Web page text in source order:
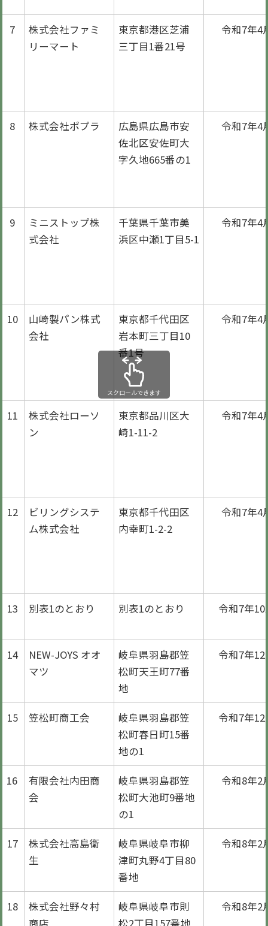
7
株式会社ファミ
リーマート
東京都港区芝浦
三丁目1番21号
令和7年4
8 株式会社ポプラ
広島県広島市安
佐北区安佐町大
字久地665番の1
令和7年4
9
ミニストップ株
式会社
千葉県千葉市美
浜区中瀬1丁目5-1
令和7年4
10
山崎製パン株式
会社
東京都千代田区
岩本町三丁目10
番1号
令和7年4
11
株式会社ローソ
ン
東京都品川区大
崎1-11-2
令和7年4
12
ビリングシステ
ム株式会社
東京都千代田区
内幸町1-2-2
令和7年4
13 別表1のとおり 別表1のとおり 令和7年
14
NEW-JOYS オオ
マツ
岐阜県羽島郡笠
松町天王町77番
地
令和7年
15 笠松町商工会
岐阜県羽島郡笠
松町春日町15番
地の1
令和7年
16
有限会社内田商
会
岐阜県羽島郡笠
松町大池町9番地
の1
令和8年2
17
株式会社高島衛
生
岐阜県岐阜市柳
津町丸野4丁目80
番地
令和8年2
18
株式会社野々村
商店
岐阜県岐阜市則
松2丁目157番地
令和8年2
スクロールできます